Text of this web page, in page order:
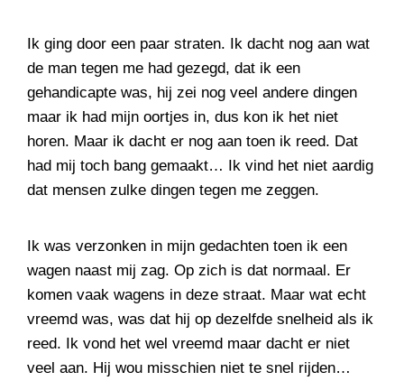
Ik ging door een paar straten. Ik dacht nog aan wat
de man tegen me had gezegd, dat ik een
gehandicapte was, hij zei nog veel andere dingen
maar ik had mijn oortjes in, dus kon ik het niet
horen. Maar ik dacht er nog aan toen ik reed. Dat
had mij toch bang gemaakt… Ik vind het niet aardig
dat mensen zulke dingen tegen me zeggen.
Ik was verzonken in mijn gedachten toen ik een
wagen naast mij zag. Op zich is dat normaal. Er
komen vaak wagens in deze straat. Maar wat echt
vreemd was, was dat hij op dezelfde snelheid als ik
reed. Ik vond het wel vreemd maar dacht er niet
veel aan. Hij wou misschien niet te snel rijden…